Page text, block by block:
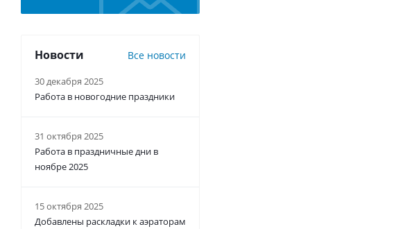
Новости Все новости
30 декабря 2025
Работа в новогодние праздники
31 октября 2025
Работа в праздничные дни в
ноябре 2025
15 октября 2025
Добавлены раскладки к аэраторам